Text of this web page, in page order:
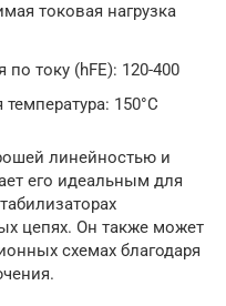
токовая нагрузка
току (hFE): 120-400
150°C
линейностью и
его идеальным для
цепях. Он также может
схемах благодаря